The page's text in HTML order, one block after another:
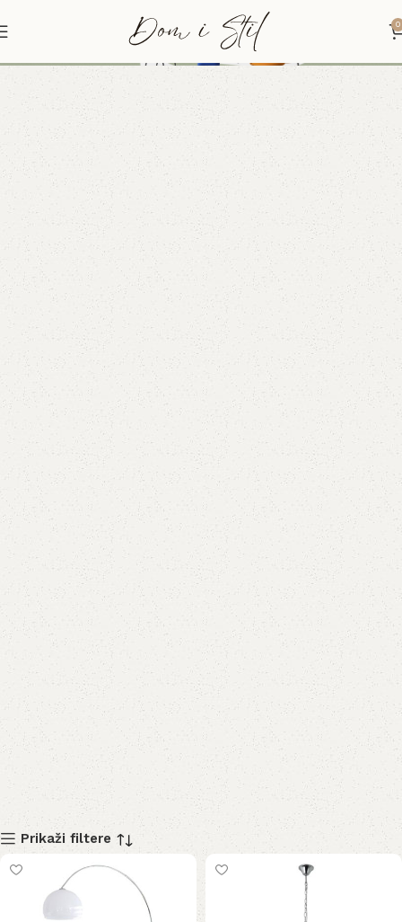
0
SalesFever
Prikaži filtere